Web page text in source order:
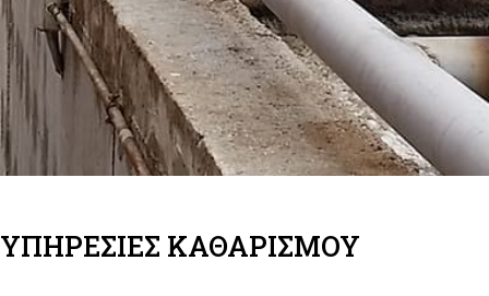
ΥΠΗΡΕΣΊΕΣ ΚΑΘΑΡΙΣΜΟΎ